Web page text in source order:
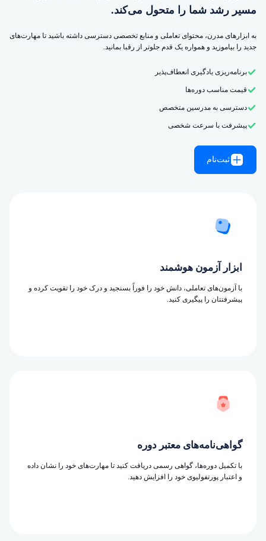
مسیر رشد شما را متحول می‌کند.
به ابزارهای مدرن، محتوای تعاملی و منابع تخصصی دسترسی داشته باشید تا مهارت‌های
جدید را بیاموزید و همواره یک قدم جلوتر از رقبا بمانید.
برنامه‌ریزی یادگیری انعطاف‌پذیر
قیمت مناسب دوره‌ها
دسترسی به مدرسین متخصص
پیشرفت با سرعت شخصی
ثبت‌نام
ابزار آزمون هوشمند
با آزمون‌های تعاملی، دانش خود را فوراً بسنجید و درک خود را تقویت کرده و
پیشرفتتان را پیگیری کنید.
گواهی‌نامه‌های معتبر دوره
با تکمیل دوره‌ها، گواهی رسمی دریافت کنید تا مهارت‌های خود را نشان داده
و اعتبار پورتفولیوی خود را افزایش دهید.